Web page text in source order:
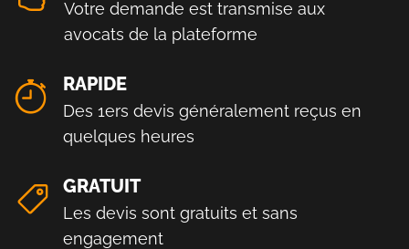
Votre demande est transmise aux
avocats de la plateforme
RAPIDE
Des 1ers devis généralement reçus en
quelques heures
GRATUIT
Les devis sont gratuits et sans
engagement